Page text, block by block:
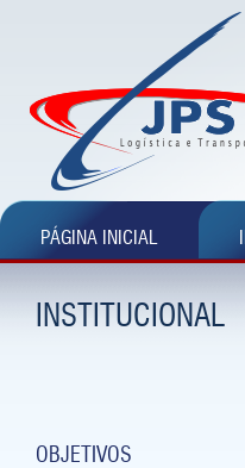
PÁGINA INICIAL
INSTITUCIONAL
OBJETIVOS